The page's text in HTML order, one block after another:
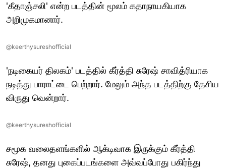
'கீதாஞ்சலி' என்ற படத்தின் மூலம் கதாநாயகியாக
அறிமுகமானார்.
@keerthysureshofficial
'நடிகையர் திலகம்' படத்தில் கீர்த்தி சுரேஷ் சாவித்ரியாக
நடித்து பாராட்டை பெற்றார். மேலும் அந்த படத்திற்கு தேசிய
விருது வென்றார்.
@keerthysureshofficial
சமூக வலைதளங்களில் ஆக்டிவாக இருக்கும் கீர்த்தி
சுரேஷ், தனது புகைப்படங்களை அவ்வப்போது பகிர்ந்து